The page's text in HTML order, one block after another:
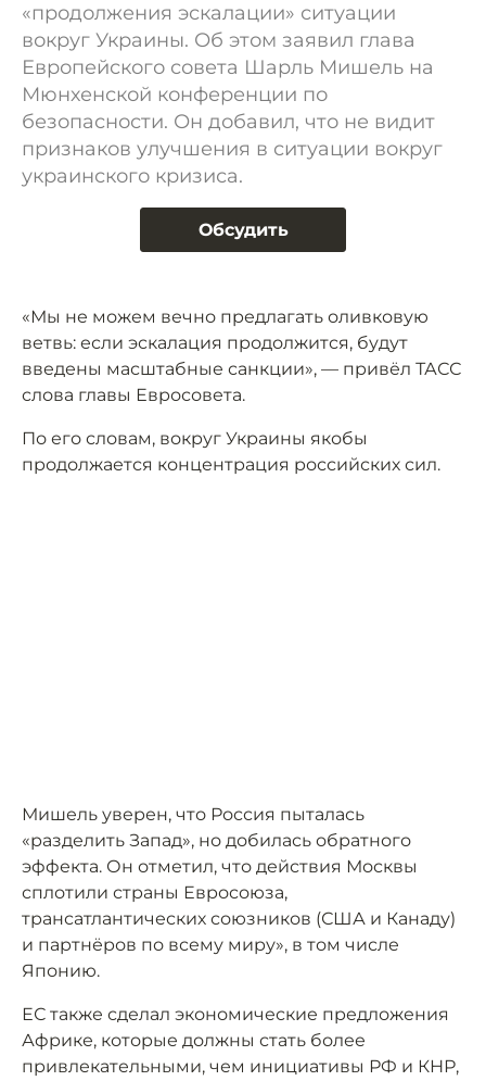
«продолжения эскалации» ситуации
вокруг Украины. Об этом заявил глава
Европейского совета Шарль Мишель на
Мюнхенской конференции по
безопасности. Он добавил, что не видит
признаков улучшения в ситуации вокруг
украинского кризиса.
Обсудить
«Мы не можем вечно предлагать оливковую
ветвь: если эскалация продолжится, будут
введены масштабные санкции», — привёл ТАСС
слова главы Евросовета.
По его словам, вокруг Украины якобы
продолжается концентрация российских сил.
Мишель уверен, что Россия пыталась
«разделить Запад», но добилась обратного
эффекта. Он отметил, что действия Москвы
сплотили страны Евросоюза,
трансатлантических союзников (США и Канаду)
и партнёров по всему миру», в том числе
Японию.
ЕС также сделал экономические предложения
Африке, которые должны стать более
привлекательными, чем инициативы РФ и КНР,